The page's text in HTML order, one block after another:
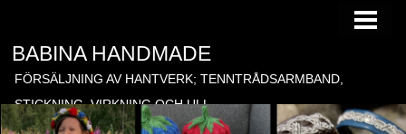
TILL FÖRSÄLJNING
BABINA HANDMADE
FÖRSÄLJNING AV HANTVERK; TENNTRÅDSARMBAND,
STICKNING, VIRKNING OCH ULL